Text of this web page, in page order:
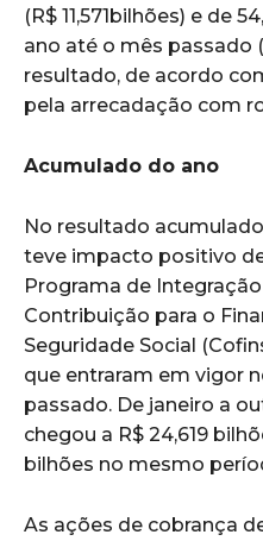
(R$ 11,571bilhões) e de
ano até o mês passado
resultado, de acordo
pela arrecadação com
Acumulado do ano
No resultado
teve impacto positivo
Programa de Integração
Contribuição para o
Seguridade Social
que entraram em vigor
passado. De janeiro a
chegou a R$ 24,619
bilhões no mesmo
As ações de cobrança